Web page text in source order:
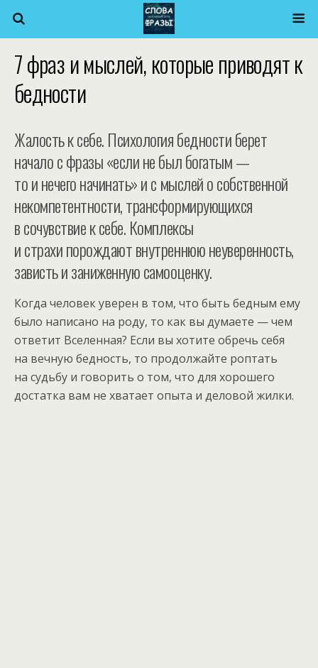
7 фраз и мыслей, которые приводят к
бедности
Жалость к себе. Психология бедности берет
начало с фразы «если не был богатым —
то и нечего начинать» и с мыслей о собственной
некомпетентности, трансформирующихся
в сочувствие к себе. Комплексы
и страхи порождают внутреннюю неуверенность,
зависть и заниженную самооценку.
Когда человек уверен в том, что быть бедным ему
было написано на роду, то как вы думаете — чем
ответит Вселенная? Если вы хотите обречь себя
на вечную бедность, то продолжайте роптать
на судьбу и говорить о том, что для хорошего
достатка вам не хватает опыта и деловой жилки.